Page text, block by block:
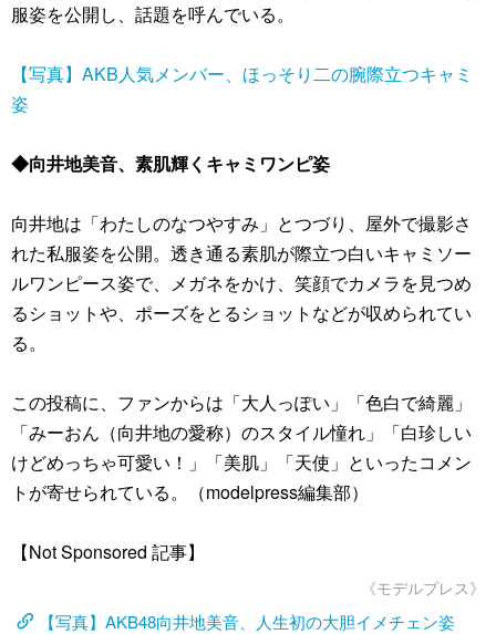
服姿を公開し、話題を呼んでいる。
【写真】AKB人気メンバー、ほっそり二の腕際立つキャミ
姿
◆向井地美音、素肌輝くキャミワンピ姿
向井地は「わたしのなつやすみ」とつづり、屋外で撮影さ
れた私服姿を公開。透き通る素肌が際立つ白いキャミソー
ルワンピース姿で、メガネをかけ、笑顔でカメラを見つめ
るショットや、ポーズをとるショットなどが収められてい
る。
この投稿に、ファンからは「大人っぽい」「色白で綺麗」
「みーおん（向井地の愛称）のスタイル憧れ」「白珍しい
けどめっちゃ可愛い！」「美肌」「天使」といったコメン
トが寄せられている。（modelpress編集部）
【Not Sponsored 記事】
《モデルプレス》
【写真】AKB48向井地美音、人生初の大胆イメチェン姿